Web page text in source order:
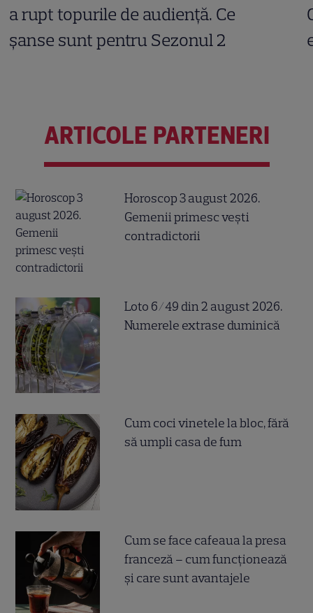
a rupt topurile de audiență. Ce
șanse sunt pentru Sezonul 2
ARTICOLE PARTENERI
Horoscop 3 august 2026.
Gemenii primesc vești
contradictorii
Loto 6/49 din 2 august 2026.
Numerele extrase duminică
Cum coci vinetele la bloc, fără
să umpli casa de fum
Cum se face cafeaua la presa
franceză – cum funcționează
și care sunt avantajele